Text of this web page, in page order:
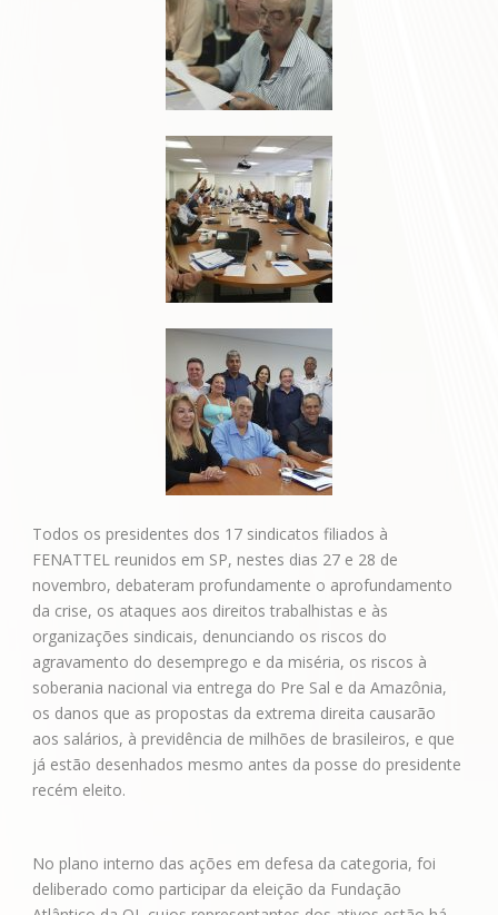
Todos os presidentes dos 17 sindicatos filiados à
FENATTEL reunidos em SP, nestes dias 27 e 28 de
novembro, debateram profundamente o aprofundamento
da crise, os ataques aos direitos trabalhistas e às
organizações sindicais, denunciando os riscos do
agravamento do desemprego e da miséria, os riscos à
soberania nacional via entrega do Pre Sal e da Amazônia,
os danos que as propostas da extrema direita causarão
aos salários, à previdência de milhões de brasileiros, e que
já estão desenhados mesmo antes da posse do presidente
recém eleito.
No plano interno das ações em defesa da categoria, foi
deliberado como participar da eleição da Fundação